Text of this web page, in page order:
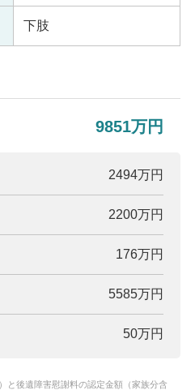
下肢
9851万円
2494万円
2200万円
176万円
5585万円
50万円
と後遺障害慰謝料の認定金額（家族分含